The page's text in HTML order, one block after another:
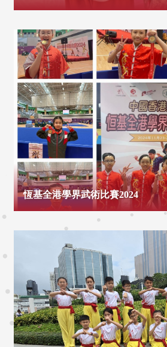
恆基全港學界武術比賽2024